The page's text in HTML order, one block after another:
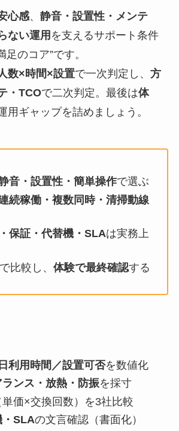
心感、 静音・設置性・メンテ
ない運用 を支えるサポート条件
のコア”です。
数×時間×設置で一次判定し、 方
・TCOで二次判定。最後は体
用ギャップを詰めましょう。
音・設置性・簡単操作で選ぶ
続稼働・複数同時・清掃動線
保証・代替機・SLAは実務上
比較し、 体験で最終確認する
利用時間／設置可否を数値化
ンス・放熱・防振を採寸
単価×交換回数）を3社比較
・SLAの文言確認（書面化）